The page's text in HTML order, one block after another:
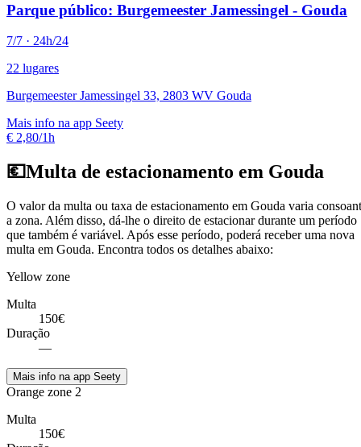
Parque público: Burgemeester Jamessingel - Gouda
7/7 · 24h/24
22 lugares
Burgemeester Jamessingel 33, 2803 WV Gouda
Mais info na app Seety
€ 2,80/1h
💶Multa de estacionamento em Gouda
O valor da multa ou taxa de estacionamento em Gouda varia
a zona. Além disso, dá-lhe o direito de estacionar durante um período
que também é variável. Após esse período, poderá receber uma nova
multa em Gouda. Encontra todos os detalhes abaixo:
Yellow zone
Multa
150€
Duração
—
Mais info na app Seety
Orange zone 2
Multa
150€